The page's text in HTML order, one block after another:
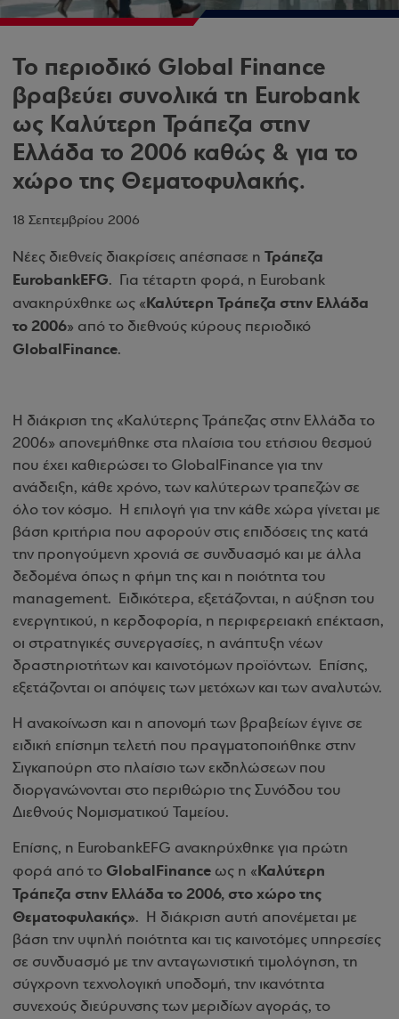
Το περιοδικό Global Finance
βραβεύει συνολικά τη Eurobank
ως Καλύτερη Τράπεζα στην
Ελλάδα το 2006 καθώς & για το
χώρο της Θεματοφυλακής.
18 Σεπτεμβρίου 2006
Νέες διεθνείς διακρίσεις απέσπασε η Τράπεζα
EurobankEFG. Για τέταρτη φορά, η Eurobank
ανακηρύχθηκε ως «Καλύτερη Τράπεζα στην Ελλάδα
το 2006» από το διεθνούς κύρους περιοδικό
GlobalFinance.
Η διάκριση της «Καλύτερης Τράπεζας στην Ελλάδα το
2006» απονεμήθηκε στα πλαίσια του ετήσιου θεσμού
που έχει καθιερώσει το GlobalFinance για την
ανάδειξη, κάθε χρόνο, των καλύτερων τραπεζών σε
όλο τον κόσμο. Η επιλογή για την κάθε χώρα γίνεται με
βάση κριτήρια που αφορούν στις επιδόσεις της κατά
την προηγούμενη χρονιά σε συνδυασμό και με άλλα
δεδομένα όπως η φήμη της και η ποιότητα του
management. Ειδικότερα, εξετάζονται, η αύξηση του
ενεργητικού, η κερδοφορία, η περιφερειακή επέκταση,
οι στρατηγικές συνεργασίες, η ανάπτυξη νέων
δραστηριοτήτων και καινοτόμων προϊόντων. Επίσης,
εξετάζονται οι απόψεις των μετόχων και των αναλυτών.
Η ανακοίνωση και η απονομή των βραβείων έγινε σε
ειδική επίσημη τελετή που πραγματοποιήθηκε στην
Σιγκαπούρη στο πλαίσιο των εκδηλώσεων που
διοργανώνονται στο περιθώριο της Συνόδου του
Διεθνούς Νομισματικού Ταμείου.
Επίσης, η EurobankEFG ανακηρύχθηκε για πρώτη
φορά από το GlobalFinance ως η «Καλύτερη
Τράπεζα στην Ελλάδα το 2006, στο χώρο της
Θεματοφυλακής». Η διάκριση αυτή απονέμεται με
βάση την υψηλή ποιότητα και τις καινοτόμες υπηρεσίες
σε συνδυασμό με την ανταγωνιστική τιμολόγηση, τη
σύγχρονη τεχνολογική υποδομή, την ικανότητα
συνεχούς διεύρυνσης των μεριδίων αγοράς, το